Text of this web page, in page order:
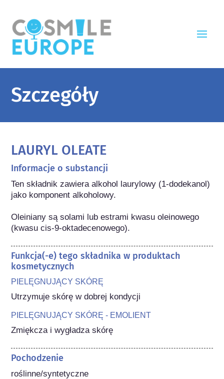
Szczegóły
LAURYL OLEATE
Informacje o substancji
Ten składnik zawiera alkohol laurylowy (1-dodekanol)
jako komponent alkoholowy.
Oleiniany są solami lub estrami kwasu oleinowego
(kwasu cis-9-oktadecenowego).
Funkcja(-e) tego składnika w produktach
kosmetycznych
PIELĘGNUJĄCY SKÓRĘ
Utrzymuje skórę w dobrej kondycji
PIELĘGNUJĄCY SKÓRĘ - EMOLIENT
Zmiękcza i wygładza skórę
Pochodzenie
roślinne/syntetyczne